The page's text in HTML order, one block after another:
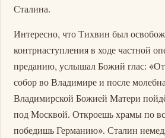
Сталина.
Интересно, что Тихвин был
контрнаступления в ходе частной
преданию, услышал Божий глас:
собор во Владимире и после
Владимирской Божией Матери
под Москвой. Откроешь храмы по
победишь Германию». Сталин